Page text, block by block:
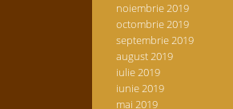
noiembrie 2019
octombrie 2019
septembrie 2019
august 2019
iulie 2019
iunie 2019
mai 2019